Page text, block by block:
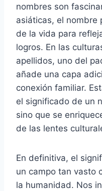
nombres son
asiáticas, el nombre
de la vida para
logros. En las
apellidos, uno del
añade una capa
conexión familiar.
el significado de un
sino que se
de las lentes
En definitiva, el
un campo tan vasto
la humanidad. Nos